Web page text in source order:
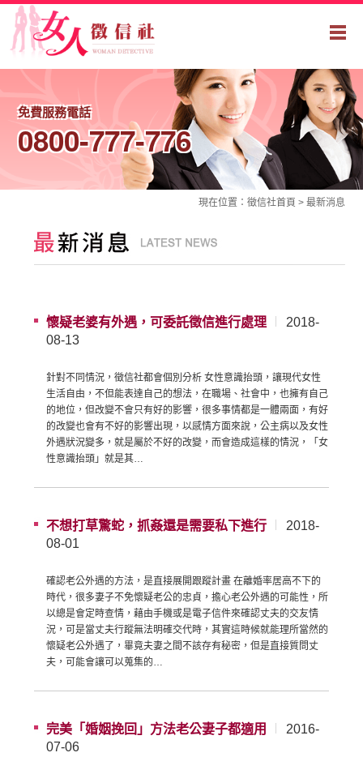
免費服務電話
0800-777-776
現在位置： 徵信社首頁 > 最新消息
懷疑老婆有外遇，可委託徵信進行處理
2018-
08-13
針對不同情況，徵信社都會個別分析 女性意識抬頭，讓現代女性
生活自由，不但能表達自己的想法，在職場、社會中，也擁有自己
的地位，但改變不會只有好的影響，很多事情都是一體兩面，有好
的改變也會有不好的影響出現，以感情方面來說，公主病以及女性
外遇狀況變多，就是屬於不好的改變，而會造成這樣的情況，「女
性意識抬頭」就是其…
不想打草驚蛇，抓姦還是需要私下進行
2018-
08-01
確認老公外遇的方法，是直接展開跟蹤計畫 在離婚率居高不下的
時代，很多妻子不免懷疑老公的忠貞，擔心老公外遇的可能性，所
以總是會定時查情，藉由手機或是電子信件來確認丈夫的交友情
況，可是當丈夫行蹤無法明確交代時，其實這時候就能理所當然的
懷疑老公外遇了，畢竟夫妻之間不該存有秘密，但是直接質問丈
夫，可能會讓可以蒐集的…
完美「婚姻挽回」方法老公妻子都適用
2016-
07-06